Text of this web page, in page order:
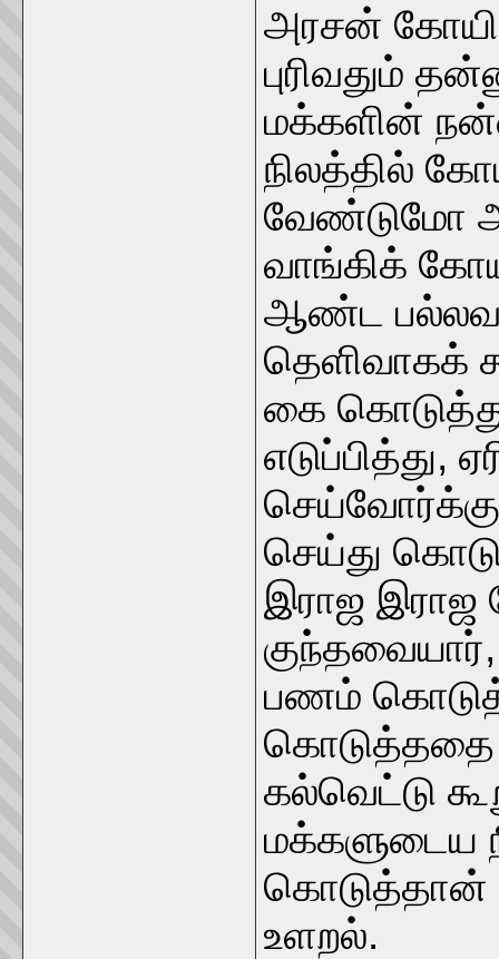
அரசன்
புரிவதும்
மக்களின்
நிலத்தில்
வேண்டுமோ
வாங்கிக்
ஆண்ட பல்லவ
தெளிவாகக்
கை
எடுப்பித்து,
செய்து
இராஜ
பணம்
கொடுத்ததை
கல்வெட்டு
மக்களுடைய
கொடுத்தான்
உளறல்.